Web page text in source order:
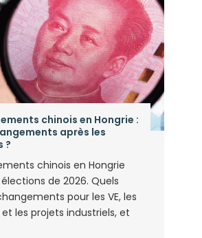
chinois en Hongrie :
après les
?
chinois en Hongrie
de 2026. Quels
pour les VE, les
les projets industriels, et